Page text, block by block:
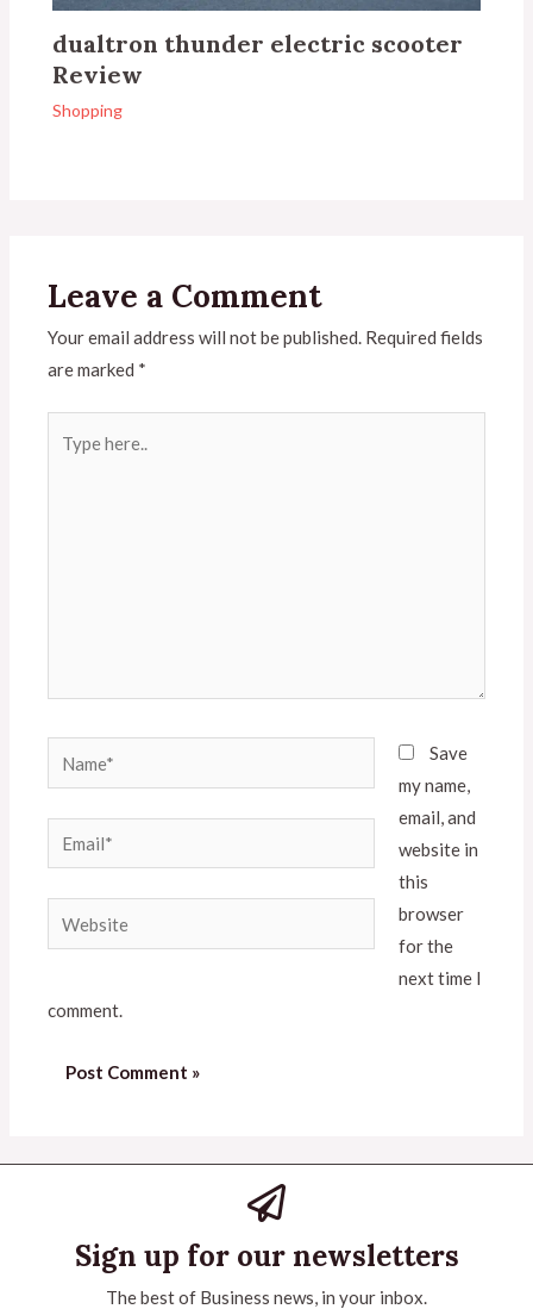
dualtron thunder electric scooter
Review
Shopping
Leave a Comment
Your email address will not be published. Required fields
are marked *
Save
my name,
email, and
website in
this
browser
for the
next time I
comment.
Sign up for our newsletters
The best of Business news, in your inbox.